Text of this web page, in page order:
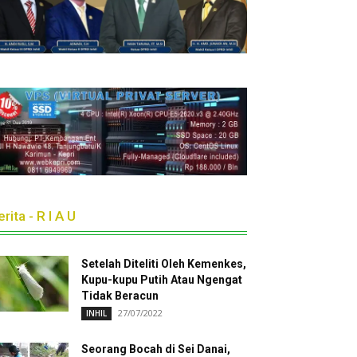
- R I A U
Setelah Diteliti Oleh Kemenkes,
Kupu-kupu Putih Atau Ngengat
Tidak Beracun
INHIL 27/07/2022
Seorang Bocah di Sei Danai,